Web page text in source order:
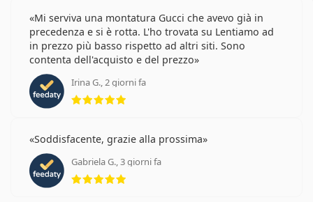
Mi serviva una montatura Gucci che avevo già in
precedenza e si è rotta. L'ho trovata su Lentiamo ad
in prezzo più basso rispetto ad altri siti. Sono
contenta dell'acquisto e del prezzo
Irina G., 2 giorni fa
Soddisfacente, grazie alla prossima
Gabriela G., 3 giorni fa
valutazione 5 di 5